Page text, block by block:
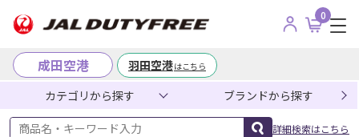
0
成田空港 羽田空港はこちら
カテゴリから探す ブランドから探す
商品名・キーワード入力
詳細検索はこちら